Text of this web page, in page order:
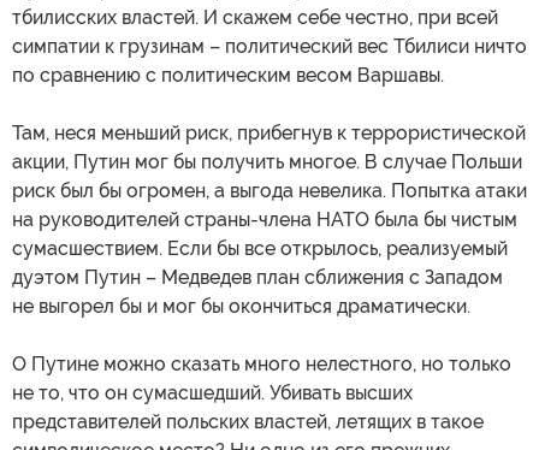
тбилисских властей. И скажем себе честно, при всей
симпатии к грузинам – политический вес Тбилиси ничто
по сравнению с политическим весом Варшавы.
Там, неся меньший риск, прибегнув к террористической
акции, Путин мог бы получить многое. В случае Польши
риск был бы огромен, а выгода невелика. Попытка атаки
на руководителей страны-члена НАТО была бы чистым
сумасшествием. Если бы все открылось, реализуемый
дуэтом Путин – Медведев план сближения с Западом
не выгорел бы и мог бы окончиться драматически.
О Путине можно сказать много нелестного, но только
не то, что он сумасшедший. Убивать высших
представителей польских властей, летящих в такое